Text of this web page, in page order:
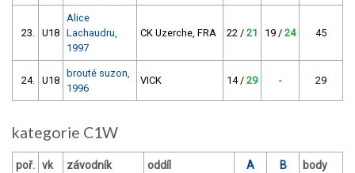
23. U18
Alice
Lachaudru,
1997
CK Uzerche, FRA 22 / 21 19 / 24 45
24. U18
brouté suzon,
1996
VICK 14 / 29 - 29
kategorie C1W
poř. vk závodník oddíl
A
B
body